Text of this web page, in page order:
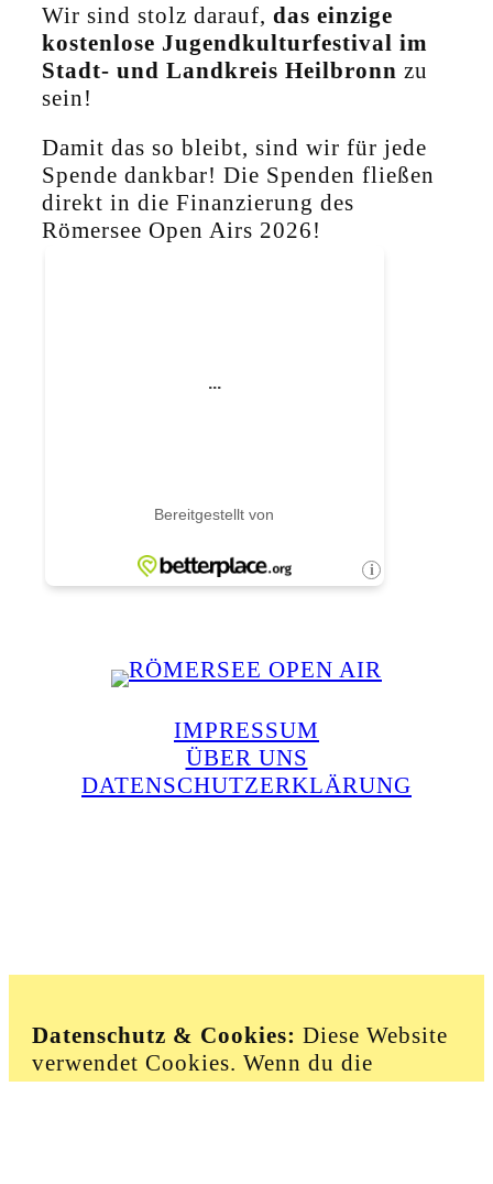
Wir sind stolz darauf, das einzige
kostenlose Jugendkulturfestival im
Stadt- und Landkreis Heilbronn zu
sein!
Damit das so bleibt, sind wir für jede
Spende dankbar! Die Spenden fließen
direkt in die Finanzierung des
Römersee Open Airs 2026!
IMPRESSUM
ÜBER UNS
DATENSCHUTZERKLÄRUNG
Datenschutz & Cookies: Diese Website
verwendet Cookies. Wenn du die
Website weiterhin nutzt, stimmst du der